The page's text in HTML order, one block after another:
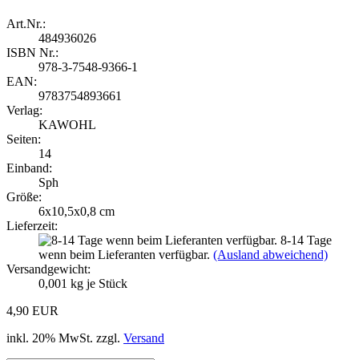
Art.Nr.:
484936026
ISBN Nr.:
978-3-7548-9366-1
EAN:
9783754893661
Verlag:
KAWOHL
Seiten:
14
Einband:
Sph
Größe:
6x10,5x0,8 cm
Lieferzeit:
8-14 Tage
wenn beim Lieferanten verfügbar. (Ausland abweichend)
Versandgewicht:
0,001 kg je Stück
4,90 EUR
inkl. 20% MwSt. zzgl. Versand